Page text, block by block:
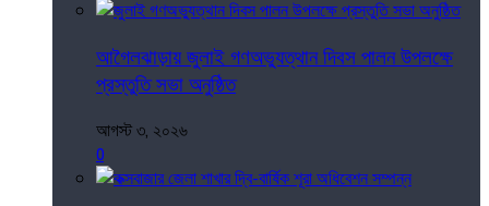
আগৈলঝাড়ায় জুলাই গণঅভ্যুত্থান দিবস পালন উপলক্ষে
প্রস্তুতি সভা অনুষ্ঠিত
আগস্ট ৩, ২০২৬
0